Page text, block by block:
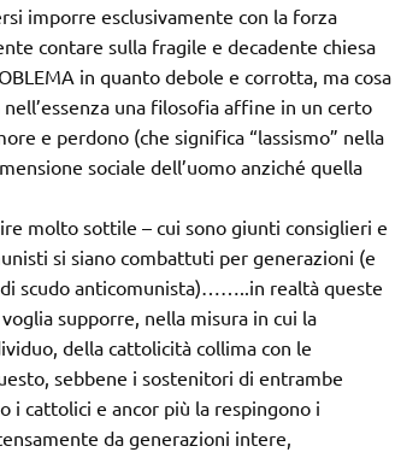
imporre esclusivamente con la forza
contare sulla fragile e decadente chiesa
in quanto debole e corrotta, ma cosa
una filosofia affine in un certo
e perdono (che significa “lassismo” nella
sociale dell’uomo anziché quella
molto sottile – cui sono giunti consiglieri e
si siano combattuti per generazioni (e
scudo anticomunista)……..in realtà queste
supporre, nella misura in cui la
della cattolicità collima con le
sebbene i sostenitori di entrambe
i cattolici e ancor più la respingono i
da generazioni intere,